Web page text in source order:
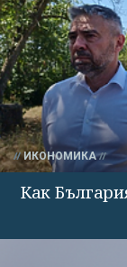
ИКОНОМИКА
Как